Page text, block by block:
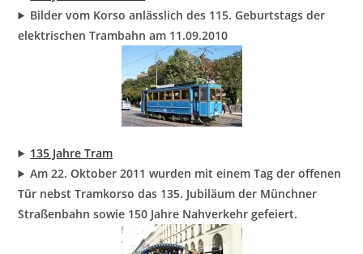
Bilder vom Korso anlässlich des 115. Geburtstags der
elektrischen Trambahn am 11.09.2010
135 Jahre Tram
Am 22. Oktober 2011 wurden mit einem Tag der offenen
Tür nebst Tramkorso das 135. Jubiläum der Münchner
Straßenbahn sowie 150 Jahre Nahverkehr gefeiert.